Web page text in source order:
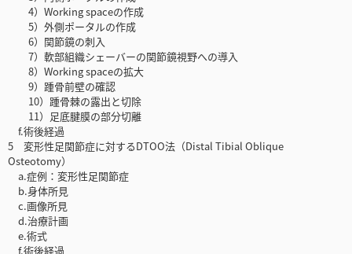
4）Working spaceの作成
5）外側ポータルの作成
6）関節鏡の刺入
7）軟部組織シェーバーの関節鏡視野への導入
8）Working spaceの拡大
9）踵骨前壁の確認
10）踵骨棘の露出と切除
11）足底腱膜の部分切離
f.術後経過
5 変形性足関節症に対するDTOO法（Distal Tibial Oblique
Osteotomy）
a.症例：変形性足関節症
b.身体所見
c.画像所見
d.治療計画
e.術式
f.術後経過